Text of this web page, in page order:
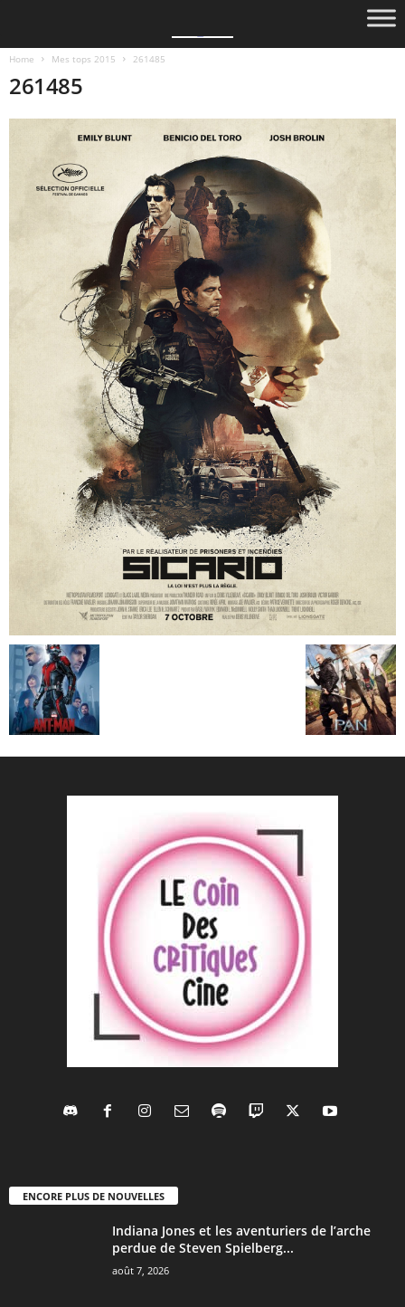
Home Mes tops 2015 261485
261485
ENCORE PLUS DE NOUVELLES
Indiana Jones et les aventuriers de l’arche
perdue de Steven Spielberg...
août 7, 2026